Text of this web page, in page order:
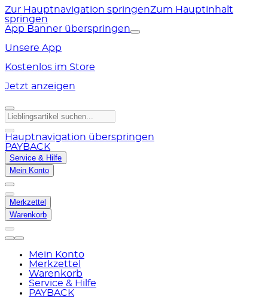
Zur Hauptnavigation springenZum Hauptinhalt
springen
App Banner überspringen
Unsere App
Kostenlos im Store
Jetzt anzeigen
Hauptnavigation überspringen
PAYBACK
Service & Hilfe
Mein Konto
Merkzettel
Warenkorb
Mein Konto
Merkzettel
Warenkorb
Service & Hilfe
PAYBACK